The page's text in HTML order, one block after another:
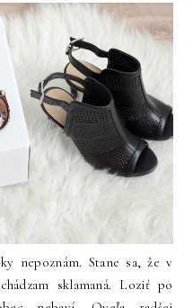
nepoznám. Stane sa, že v
sklamaná. Loziť po